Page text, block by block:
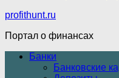
profithunt.ru
Портал о финансах
Банки
Банковские